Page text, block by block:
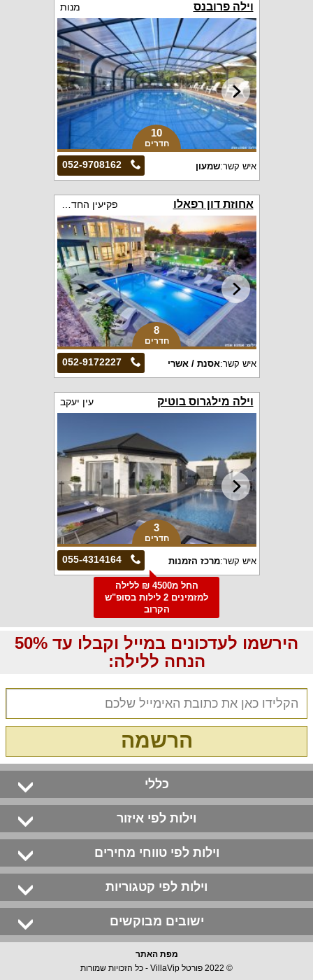
וילה פרובנס מנות
10
חדרים
052-9708162 איש קשר:שמעון
אחוזת דון רפאלו
8
חדרים
052-9172227 איש קשר:אסנת / אשרי
וילה מילגרוס בוטיק עין יעקב
3
חדרים
055-4314164 איש קשר:מרכז הזמנות
החל מ4500 ₪ ללילה
למזמינים 2 לילות בסופ"ש
הקרוב
הירשמו לעדכונים במייל וקבלו עד 50%
הנחה ללילה:
הרשמה
כללי
וילות לפי איזור
וילות לפי טווחי מחירים
וילות לפי קטגוריות
ישובים מבוקשים
מפת האתר
© 2022 פורטל VillaVip - כל הזכויות שמורות